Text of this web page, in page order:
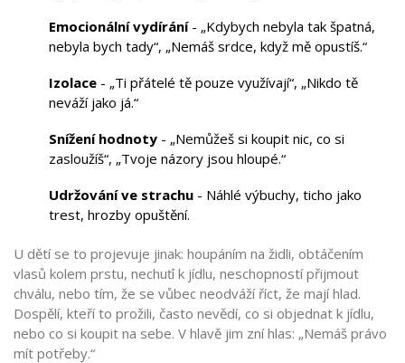
Emocionální vydírání- „Kdybych nebyla tak špatná,
nebyla bych tady“, „Nemáš srdce, když mě opustíš.“
Izolace - „Ti přátelé tě pouze využívají“, „Nikdo tě
neváží jako já.“
Snížení hodnoty - „Nemůžeš si koupit nic, co si
zasloužíš“, „Tvoje názory jsou hloupé.“
Udržování ve strachu - Náhlé výbuchy, ticho jako
trest, hrozby opuštění.
U dětí se to projevuje jinak: houpáním na židli, obtáčením
vlasů kolem prstu, nechuťí k jídlu, neschopností přijmout
chválu, nebo tím, že se vůbec neodváží říct, že mají hlad.
Dospělí, kteří to prožili, často nevědí, co si objednat k jídlu,
nebo co si koupit na sebe. V hlavě jim zní hlas: „Nemáš právo
mít potřeby.“